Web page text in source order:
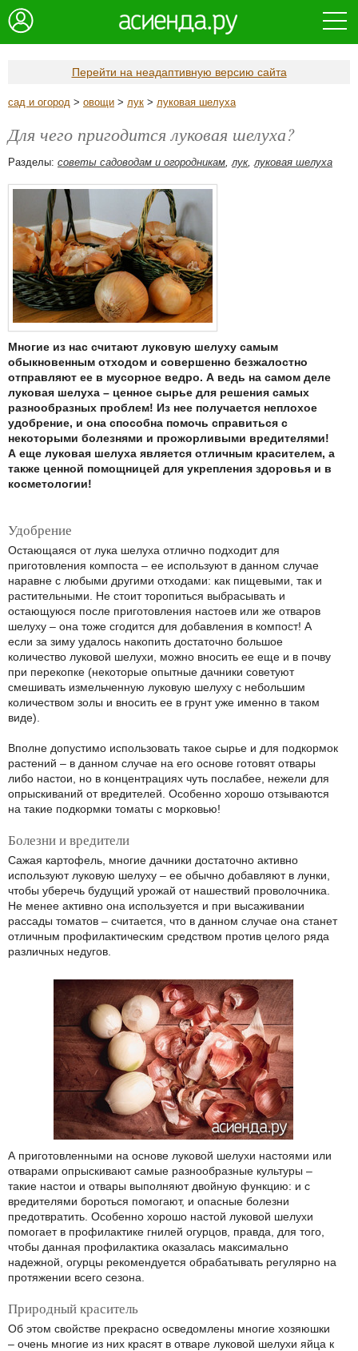
Перейти на неадаптивную версию сайта
сад и огород > овощи > лук > луковая шелуха
Для чего пригодится луковая шелуха?
Разделы: советы садоводам и огородникам,лук,луковая шелуха
Многие из нас считают луковую шелуху самым
обыкновенным отходом и совершенно безжалостно
отправляют ее в мусорное ведро. А ведь на самом деле
луковая шелуха – ценное сырье для решения самых
разнообразных проблем! Из нее получается неплохое
удобрение, и она способна помочь справиться с
некоторыми болезнями и прожорливыми вредителями!
А еще луковая шелуха является отличным красителем, а
также ценной помощницей для укрепления здоровья и в
косметологии!
Удобрение
Остающаяся от лука шелуха отлично подходит для
приготовления компоста – ее используют в данном случае
наравне с любыми другими отходами: как пищевыми, так и
растительными. Не стоит торопиться выбрасывать и
остающуюся после приготовления настоев или же отваров
шелуху – она тоже сгодится для добавления в компост! А
если за зиму удалось накопить достаточно большое
количество луковой шелухи, можно вносить ее еще и в почву
при перекопке (некоторые опытные дачники советуют
смешивать измельченную луковую шелуху с небольшим
количеством золы и вносить ее в грунт уже именно в таком
виде).
Вполне допустимо использовать такое сырье и для подкормок
растений – в данном случае на его основе готовят отвары
либо настои, но в концентрациях чуть послабее, нежели для
опрыскиваний от вредителей. Особенно хорошо отзываются
на такие подкормки томаты с морковью!
Болезни и вредители
Сажая картофель, многие дачники достаточно активно
используют луковую шелуху – ее обычно добавляют в лунки,
чтобы уберечь будущий урожай от нашествий проволочника.
Не менее активно она используется и при высаживании
рассады томатов – считается, что в данном случае она станет
отличным профилактическим средством против целого ряда
различных недугов.
А приготовленными на основе луковой шелухи настоями или
отварами опрыскивают самые разнообразные культуры –
такие настои и отвары выполняют двойную функцию: и с
вредителями бороться помогают, и опасные болезни
предотвратить. Особенно хорошо настой луковой шелухи
помогает в профилактике гнилей огурцов, правда, для того,
чтобы данная профилактика оказалась максимально
надежной, огурцы рекомендуется обрабатывать регулярно на
протяжении всего сезона.
Природный краситель
Об этом свойстве прекрасно осведомлены многие хозяюшки
– очень многие из них красят в отваре луковой шелухи яйца к